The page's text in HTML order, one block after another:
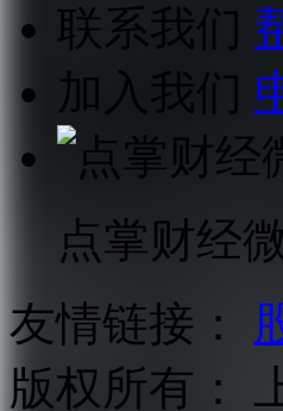
联系我们
加入我们
点掌财经
友情链接：
版权所有：